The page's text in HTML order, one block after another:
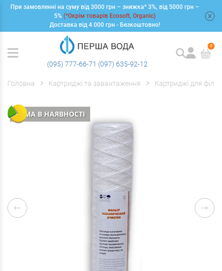
При замовленні на суму від 3000 грн – знижка* 3%, від 5000 грн –
5% (*Окрім товарів Ecosoft, Organic)
Доставка від 4 000 грн - Безкоштовно!
(095) 777-66-71 (097) 635-92-12
0
Головна Картриджі та завантаження Картриджі для
НЕМА В НАЯВНОСТІ